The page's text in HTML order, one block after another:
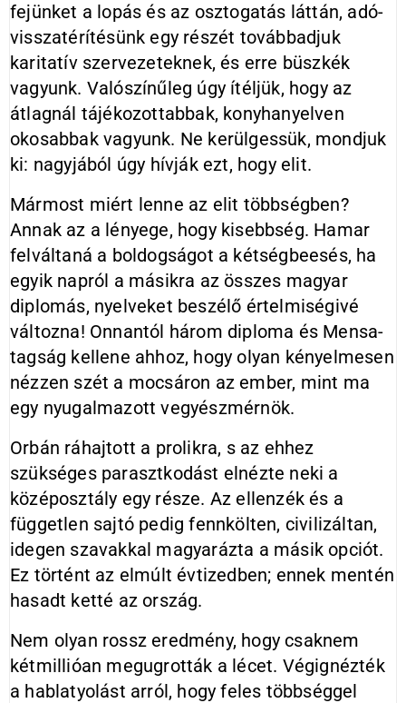
fejünket a lopás és az osztogatás láttán, adó-
visszatérítésünk egy részét továbbadjuk
karitatív szervezeteknek, és erre büszkék
vagyunk. Valószínűleg úgy ítéljük, hogy az
átlagnál tájékozottabbak, konyhanyelven
okosabbak vagyunk. Ne kerülgessük, mondjuk
ki: nagyjából úgy hívják ezt, hogy elit.
Mármost miért lenne az elit többségben?
Annak az a lényege, hogy kisebbség. Hamar
felváltaná a boldogságot a kétségbeesés, ha
egyik napról a másikra az összes magyar
diplomás, nyelveket beszélő értelmiségivé
változna! Onnantól három diploma és Mensa-
tagság kellene ahhoz, hogy olyan kényelmesen
nézzen szét a mocsáron az ember, mint ma
egy nyugalmazott vegyészmérnök.
Orbán ráhajtott a prolikra, s az ehhez
szükséges parasztkodást elnézte neki a
középosztály egy része. Az ellenzék és a
független sajtó pedig fennkölten, civilizáltan,
idegen szavakkal magyarázta a másik opciót.
Ez történt az elmúlt évtizedben; ennek mentén
hasadt ketté az ország.
Nem olyan rossz eredmény, hogy csaknem
kétmillióan megugrották a lécet. Végignézték
a hablatyolást arról, hogy feles többséggel